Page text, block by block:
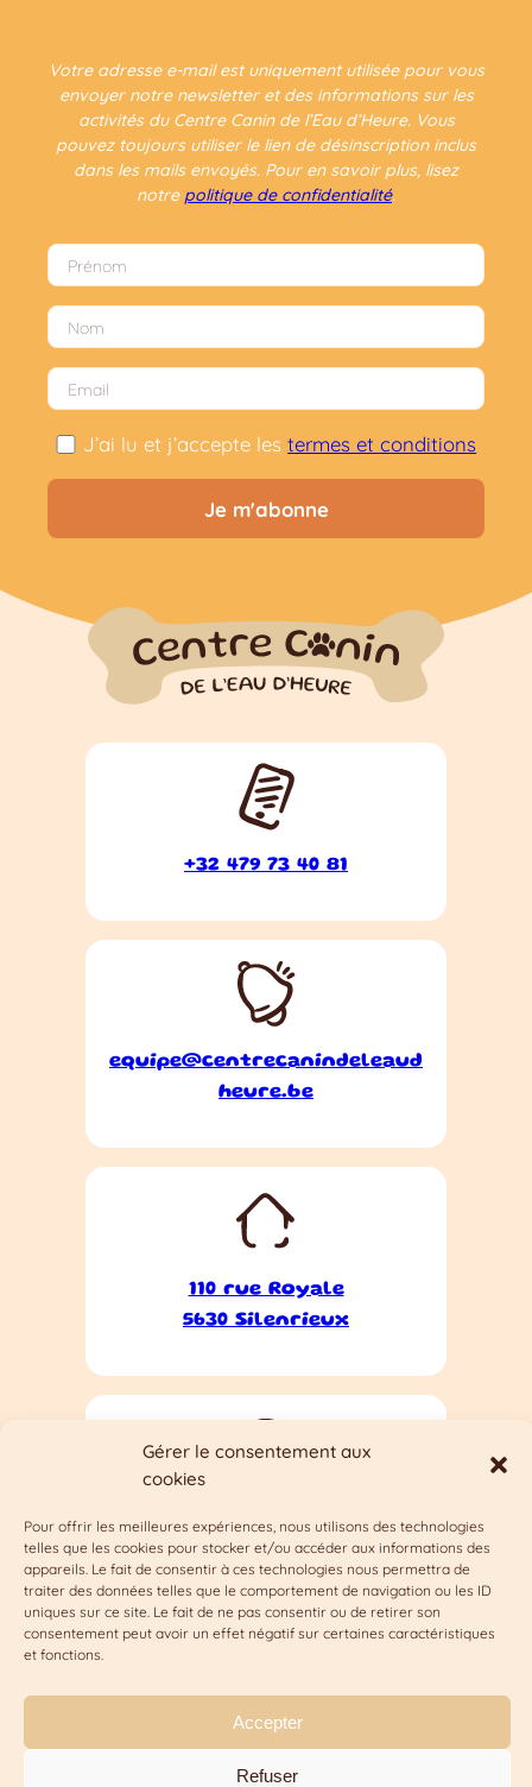
Gérer le consentement aux
cookies
Pour offrir les meilleures expériences, nous utilisons des technologies
telles que les cookies pour stocker et/ou accéder aux informations des
appareils. Le fait de consentir à ces technologies nous permettra de
traiter des données telles que le comportement de navigation ou les ID
uniques sur ce site. Le fait de ne pas consentir ou de retirer son
consentement peut avoir un effet négatif sur certaines caractéristiques
et fonctions.
Accepter
Refuser
Votre adresse e-mail est uniquement utilisée pour vous
envoyer notre newsletter et des informations sur les
activités du Centre Canin de l’Eau d’Heure. Vous
pouvez toujours utiliser le lien de désinscription inclus
dans les mails envoyés. Pour en savoir plus, lisez
notre politique de confidentialité.
J’ai lu et j’accepte lestermes et conditions
+32 479 73 40 81
equipe@centrecanindeleaud
heure.be
110 rue Royale
5630 Silenrieux
Lundi au dimanche sur
rendez-vous